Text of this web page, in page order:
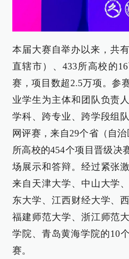
本届大赛自举办以来，共
直辖市）、433所高校的
赛，项目数超2.5万项。参
业学生为主体和团队负责
学科、跨专业、跨学段组
网评赛，来自29个省（自
所高校的454个项目晋级决
场展示和答辩。经过紧张
来自天津大学、中山大学
东大学、江西财经大学、
福建师范大学、浙江师范
学院、青岛黄海学院的10
赛。